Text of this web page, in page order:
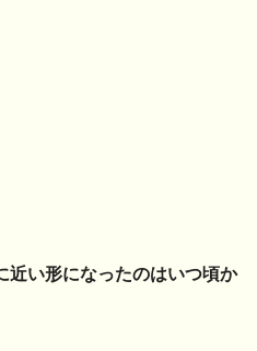
近い形になったのはいつ頃か